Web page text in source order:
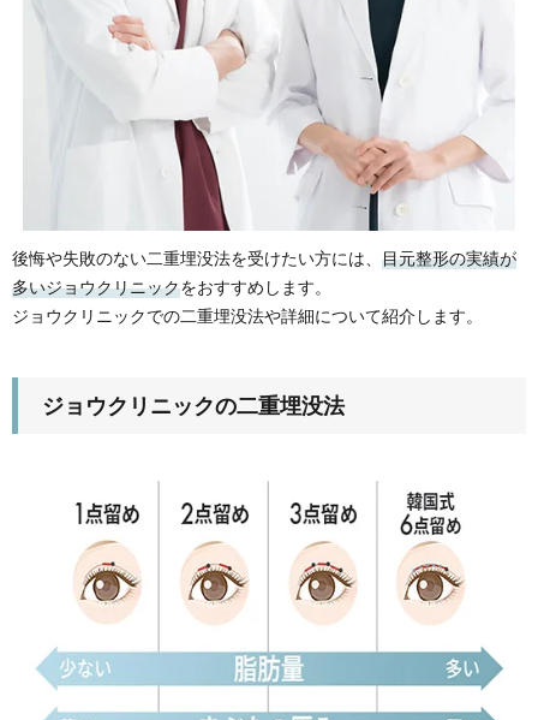
後悔や失敗のない二重埋没法を受けたい方には、 目元整形の実績が
多いジョウクリニックをおすすめします。
ジョウクリニックでの二重埋没法や詳細について紹介します。
ジョウクリニックの二重埋没法